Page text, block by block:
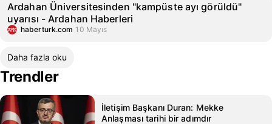
Ardahan Üniversitesinden "kampüste ayı görüldü"
uyarısı - Ardahan Haberleri
haberturk.com 10 Mayıs
Daha fazla oku
Trendler
İletişim Başkanı Duran: Mekke
Anlaşması tarihi bir adımdır